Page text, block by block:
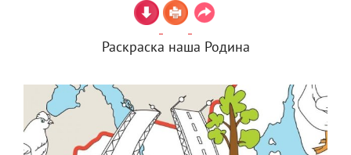
Раскраска наша Родина